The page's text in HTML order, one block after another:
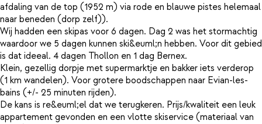
afdaling van de top (1952 m) via rode en blauwe pistes helemaal
naar beneden (dorp zelf)).
Wij hadden een skipas voor 6 dagen. Dag 2 was het stormachtig
waardoor we 5 dagen kunnen ski&euml;n hebben. Voor dit gebied
is dat ideeal. 4 dagen Thollon en 1 dag Bernex.
Klein, gezellig dorpje met supermarktje en bakker iets verderop
(1 km wandelen). Voor grotere boodschappen naar Evian-les-
bains (+/- 25 minuten rijden).
De kans is re&euml;el dat we terugkeren. Prijs/kwaliteit een leuk
appartement gevonden en een vlotte skiservice (materiaal van